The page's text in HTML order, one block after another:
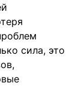
сила, это